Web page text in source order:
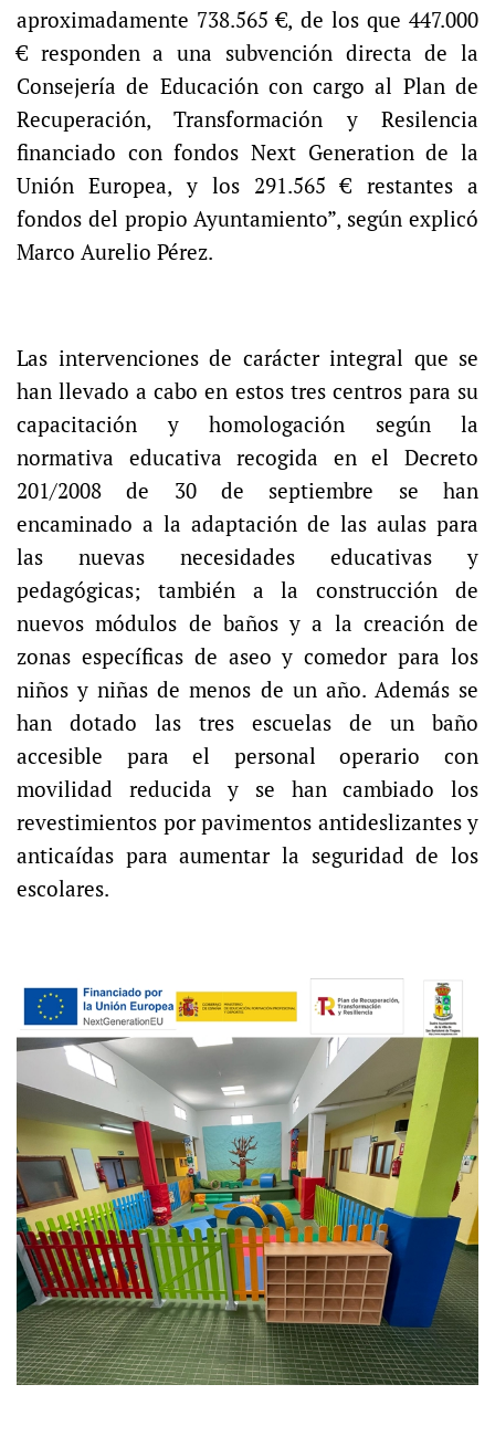
aproximadamente 738.565 €, de los que 447.000
€ responden a una subvención directa de la
Consejería de Educación con cargo al Plan de
Recuperación, Transformación y Resilencia
financiado con fondos Next Generation de la
Unión Europea, y los 291.565 € restantes a
fondos del propio Ayuntamiento”, según explicó
Marco Aurelio Pérez.
Las intervenciones de carácter integral que se
han llevado a cabo en estos tres centros para su
capacitación y homologación según la
normativa educativa recogida en el Decreto
201/2008 de 30 de septiembre se han
encaminado a la adaptación de las aulas para
las nuevas necesidades educativas y
pedagógicas; también a la construcción de
nuevos módulos de baños y a la creación de
zonas específicas de aseo y comedor para los
niños y niñas de menos de un año. Además se
han dotado las tres escuelas de un baño
accesible para el personal operario con
movilidad reducida y se han cambiado los
revestimientos por pavimentos antideslizantes y
anticaídas para aumentar la seguridad de los
escolares.